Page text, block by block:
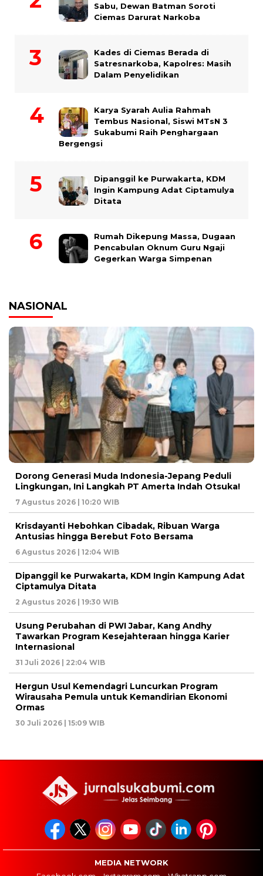
Sabu, Dewan Batman Soroti
Ciemas Darurat Narkoba
Kades di Ciemas Berada di
Satresnarkoba, Kapolres: Masih
Dalam Penyelidikan
Karya Syarah Aulia Rahmah
Tembus Nasional, Siswi MTsN 3
Sukabumi Raih Penghargaan
Bergengsi
Dipanggil ke Purwakarta, KDM
Ingin Kampung Adat Ciptamulya
Ditata
Rumah Dikepung Massa, Dugaan
Pencabulan Oknum Guru Ngaji
Gegerkan Warga Simpenan
NASIONAL
Dorong Generasi Muda Indonesia-Jepang Peduli
Lingkungan, Ini Langkah PT Amerta Indah Otsuka!
7 Agustus 2026 | 10:20 WIB
Krisdayanti Hebohkan Cibadak, Ribuan Warga
Antusias hingga Berebut Foto Bersama
6 Agustus 2026 | 12:04 WIB
Dipanggil ke Purwakarta, KDM Ingin Kampung Adat
Ciptamulya Ditata
2 Agustus 2026 | 19:30 WIB
Usung Perubahan di PWI Jabar, Kang Andhy
Tawarkan Program Kesejahteraan hingga Karier
Internasional
31 Juli 2026 | 22:04 WIB
Hergun Usul Kemendagri Luncurkan Program
Wirausaha Pemula untuk Kemandirian Ekonomi
Ormas
30 Juli 2026 | 15:09 WIB
MEDIA NETWORK